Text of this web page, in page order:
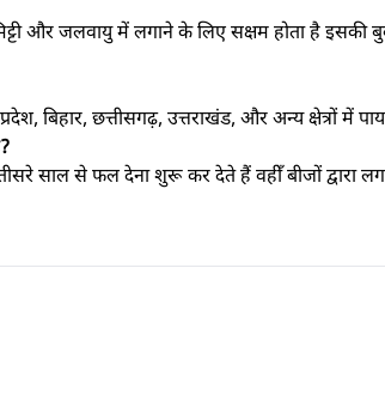
और जलवायु में लगाने के लिए सक्षम होता है इसकी
बिहार, छत्तीसगढ़, उत्तराखंड, और अन्य क्षेत्रों में
साल से फल देना शुरू कर देते हैं वहीँ बीजों